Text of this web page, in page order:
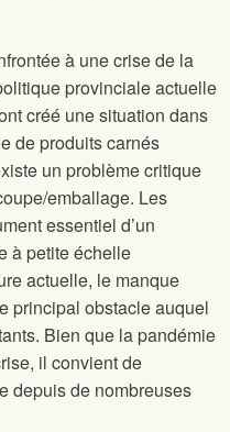
à une crise de la
provinciale actuelle
créé une situation dans
de produits carnés
un problème critique
emballage. Les
essentiel d’un
à petite échelle
actuelle, le manque
principal obstacle auquel
Bien que la pandémie
il convient de
depuis de nombreuses